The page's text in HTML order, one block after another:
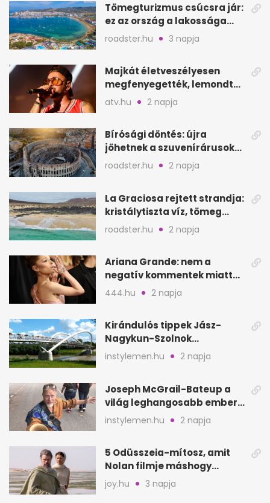
Tömegturizmus csúcsra jár:
ez az ország a lakossága
kétszeresét fogadja
roadster.hu 3 napja
Majkát életveszélyesen
megfenyegették, lemondta
a sepsiszentgyörgyi
atv.hu 2 napja
Bírósági döntés: újra
jöhetnek a szuvenírárusok
Európa ikonikus helyére
roadster.hu 2 napja
La Graciosa rejtett strandja:
kristálytiszta víz, tömeg
nélkül
roadster.hu 2 napja
Ariana Grande: nem a
negatív kommentek miatt
vonul vissza
444.hu 2 napja
Kirándulós tippek Jász-
Nagykun-Szolnok
megyében: 6 kihagyhatatlan
hely
instylemen.hu 2 napja
Joseph McGrail-Bateup a
világ leghangosabb embere
lett Ausztráliából
instylemen.hu 2 napja
5 Odüsszeia-mítosz, amit
Nolan filmje máshogy
mutat, mint Homérosz
joy.hu 3 napja